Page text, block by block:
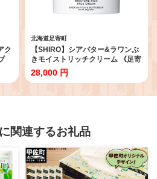
ク
北海道足寄町
【SHIRO】シアバター&ラワンぶ
きモイストリッチクリーム 《足寄
町》 センシティブ 保湿
[BEAX004]
28,000 円
関連するお礼品